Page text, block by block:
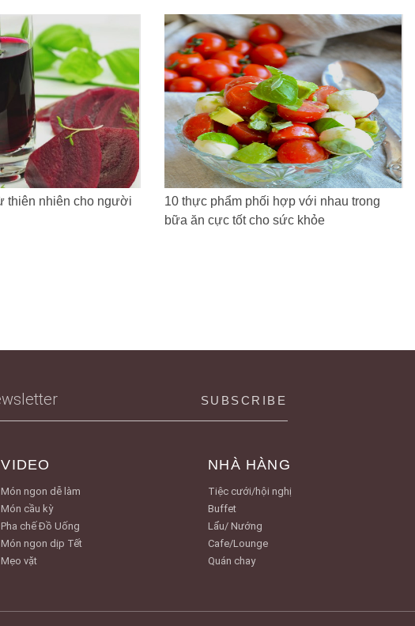
thiên nhiên cho người
10 thực phẩm phối hợp với nhau trong
bữa ăn cực tốt cho sức khỏe
VIDEO
Món ngon dễ làm
Món cầu kỳ
Pha chế Đồ Uống
Món ngon dịp Tết
Mẹo vặt
NHÀ HÀNG
Tiệc cưới/hội nghị
Buffet
Lẩu/ Nướng
Cafe/Lounge
Quán chay